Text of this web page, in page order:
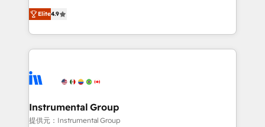
and service to drive sustainable growth With 6 key
HubSpot accreditations and experience across
teams has worked with clients just like you Let’s
explore whether S2 is the partner you’ve been
operational efficiency of HubSpot. The fastest-
growing tech-enabler & facilitator, MakeWebBetter,
hands you the blend of HubSpot expertise &
eminent solutions & integrations. Trust us to
Elite Partners with 10+ years of HubSpot experience
Premier Partner 2023 🌟5 HubSpot Accreditations 🌟
Won HubSpot Theme Challenge 2021 🌟INBOUND’19
Elite4.9
Instrumental Group
提供元：Instrumental Group